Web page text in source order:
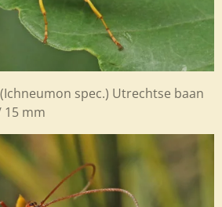
Ichneumon spec.) Utrechtse baan
15 mm